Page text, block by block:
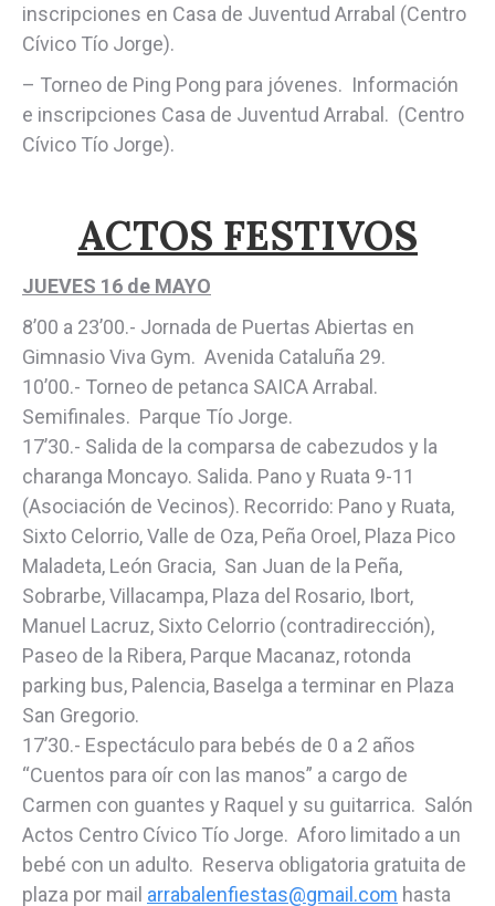
inscripciones en Casa de Juventud Arrabal (Centro
Cívico Tío Jorge).
– Torneo de Ping Pong para jóvenes. Información
e inscripciones Casa de Juventud Arrabal. (Centro
Cívico Tío Jorge).
ACTOS FESTIVOS
JUEVES 16 de MAYO
8’00 a 23’00.- Jornada de Puertas Abiertas en
Gimnasio Viva Gym. Avenida Cataluña 29.
10’00.- Torneo de petanca SAICA Arrabal.
Semifinales. Parque Tío Jorge.
17’30.- Salida de la comparsa de cabezudos y la
charanga Moncayo. Salida. Pano y Ruata 9-11
(Asociación de Vecinos). Recorrido: Pano y Ruata,
Sixto Celorrio, Valle de Oza, Peña Oroel, Plaza Pico
Maladeta, León Gracia, San Juan de la Peña,
Sobrarbe, Villacampa, Plaza del Rosario, Ibort,
Manuel Lacruz, Sixto Celorrio (contradirección),
Paseo de la Ribera, Parque Macanaz, rotonda
parking bus, Palencia, Baselga a terminar en Plaza
San Gregorio.
17’30.- Espectáculo para bebés de 0 a 2 años
“Cuentos para oír con las manos” a cargo de
Carmen con guantes y Raquel y su guitarrica. Salón
Actos Centro Cívico Tío Jorge. Aforo limitado a un
bebé con un adulto. Reserva obligatoria gratuita de
plaza por mail arrabalenfiestas@gmail.com hasta